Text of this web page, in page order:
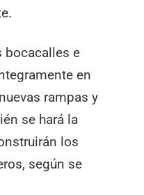
bocacalles e
en
rampas y
se hará la
los
según se